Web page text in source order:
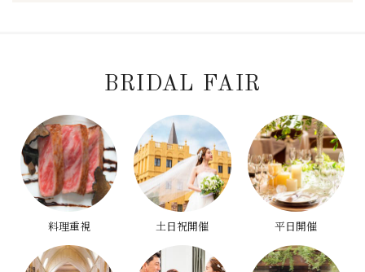
BRIDAL FAIR
料理重視 土日祝開催 平日開催